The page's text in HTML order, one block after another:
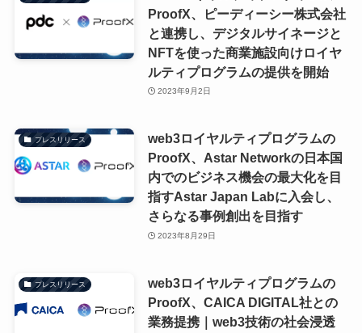
ProofX、ピーディーシー株式会社
と連携し、デジタルサイネージと
NFTを使った商業施設向けロイヤ
ルティプログラムの提供を開始
2023年9月2日
プレスリリース
web3ロイヤルティプログラムの
ProofX、Astar Networkの日本国
内でのビジネス機会の最大化を目
指すAstar Japan Labに入会し、
さらなる事例創出を目指す
2023年8月29日
プレスリリース
web3ロイヤルティプログラムの
ProofX、CAICA DIGITAL社との
業務提携｜web3技術の社会浸透